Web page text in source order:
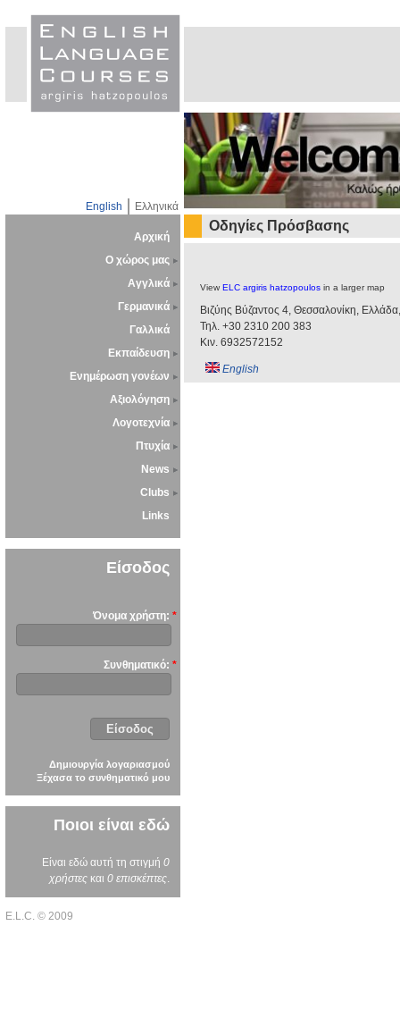
English Ελληνικά
Αρχική
Ο χώρος μας
Αγγλικά
Γερμανικά
Γαλλικά
Εκπαίδευση
Ενημέρωση γονέων
Αξιολόγηση
Λογοτεχνία
Πτυχία
News
Clubs
Links
Είσοδος
Όνομα χρήστη: *
Συνθηματικό: *
Δημιουργία λογαριασμού
Ξέχασα το συνθηματικό μου
Ποιοι είναι εδώ
Είναι εδώ αυτή τη στιγμή 0
χρήστες και 0 επισκέπτες
Οδηγίες Πρόσβασης
View ELC argiris hatzopoulos in a larger map
Βιζύης Βύζαντος 4, Θεσσαλονίκη, Ελλάδα,
Τηλ. +30 2310 200 383
Κιν. 6932572152
English
E.L.C. © 2009